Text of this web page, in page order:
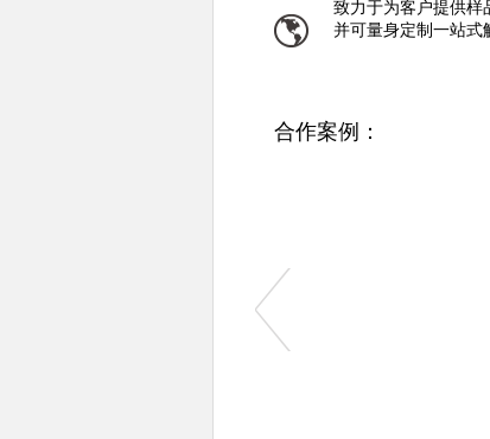
致力于为客户提供样
并可量身定制一站式
合作案例：